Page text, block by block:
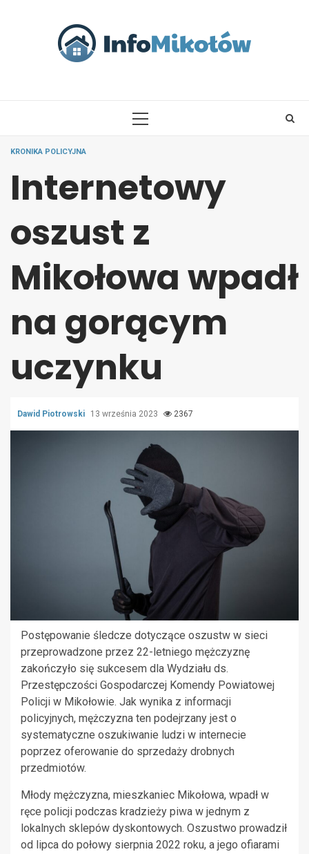
PRIMARY
KRONIKA POLICYJNA
Internetowy
oszust z
Mikołowa wpadł
na gorącym
uczynku
Dawid Piotrowski 13 września 2023 2367
Postępowanie śledcze dotyczące oszustw w sieci
przeprowadzone przez 22-letniego mężczyznę
zakończyło się sukcesem dla Wydziału ds.
Przestępczości Gospodarczej Komendy Powiatowej
Policji w Mikołowie. Jak wynika z informacji
policyjnych, mężczyzna ten podejrzany jest o
systematyczne oszukiwanie ludzi w internecie
poprzez oferowanie do sprzedaży drobnych
przedmiotów.
Młody mężczyzna, mieszkaniec Mikołowa, wpadł w
ręce policji podczas kradzieży piwa w jednym z
lokalnych sklepów dyskontowych. Oszustwo prowadził
od lipca do połowy sierpnia 2022 roku, a jego ofiarami